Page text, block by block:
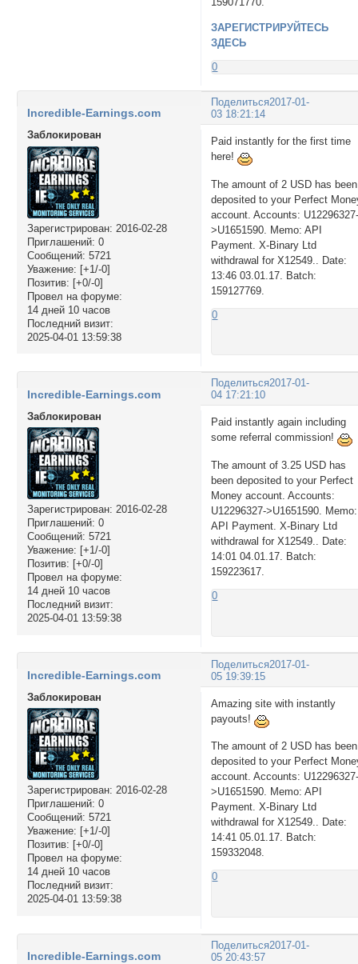
ЗАРЕГИСТРИРУЙТЕСЬ
ЗДЕСЬ
0
Поделиться2017-01-
03 18:21:14
Incredible-Earnings.com
Заблокирован
Зарегистрирован: 2016-02-28
Приглашений: 0
Сообщений: 5721
Уважение: [+1/-0]
Позитив: [+0/-0]
Провел на форуме:
14 дней 10 часов
Последний визит:
2025-04-01 13:59:38
Paid instantly for the first time
here!
The amount of 2 USD has been
deposited to your Perfect
account. Accounts:
>U1651590. Memo: API
Payment. X-Binary Ltd
withdrawal for X12549.. Date:
13:46 03.01.17. Batch:
159127769.
0
Поделиться2017-01-
04 17:21:10
Incredible-Earnings.com
Заблокирован
Зарегистрирован: 2016-02-28
Приглашений: 0
Сообщений: 5721
Уважение: [+1/-0]
Позитив: [+0/-0]
Провел на форуме:
14 дней 10 часов
Последний визит:
2025-04-01 13:59:38
Paid instantly again including
some referral commission!
The amount of 3.25 USD has
been deposited to your Perfect
Money account. Accounts:
U12296327->U1651590. Memo:
API Payment. X-Binary Ltd
withdrawal for X12549.. Date:
14:01 04.01.17. Batch:
159223617.
0
Поделиться2017-01-
05 19:39:15
Incredible-Earnings.com
Заблокирован
Зарегистрирован: 2016-02-28
Приглашений: 0
Сообщений: 5721
Уважение: [+1/-0]
Позитив: [+0/-0]
Провел на форуме:
14 дней 10 часов
Последний визит:
2025-04-01 13:59:38
Amazing site with instantly
payouts!
The amount of 2 USD has been
deposited to your Perfect
account. Accounts:
>U1651590. Memo: API
Payment. X-Binary Ltd
withdrawal for X12549.. Date:
14:41 05.01.17. Batch:
159332048.
0
Поделиться2017-01-
05 20:43:57
Incredible-Earnings.com